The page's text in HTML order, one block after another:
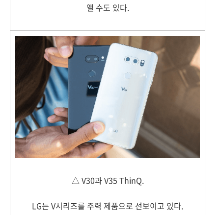
앨 수도 있다.
△ V30과 V35 ThinQ.
LG는 V시리즈를 주력 제품으로 선보이고 있다.